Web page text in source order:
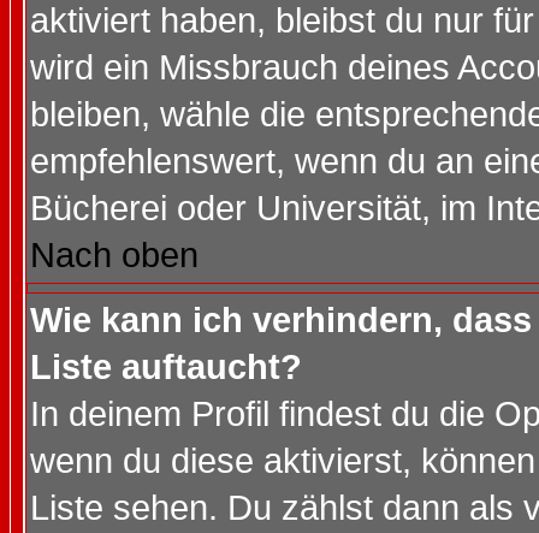
aktiviert haben, bleibst du nur
wird ein Missbrauch deines
bleiben, wähle die
empfehlenswert, wenn du an
Bücherei oder Universität, im
Nach oben
Wie kann ich verhindern,
Liste auftaucht?
In deinem Profil findest du die
wenn du diese aktivierst,
Liste sehen. Du zählst dann als